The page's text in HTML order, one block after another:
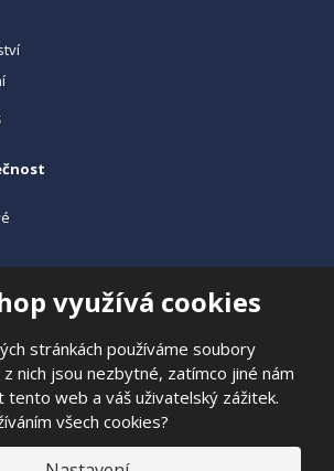
využívá cookies
stránkách používáme soubory
nich jsou nezbytné, zatímco jiné nám
tento web a váš uživatelský zážitek.
všech cookies?
společnost
Ochrana osobních údajů